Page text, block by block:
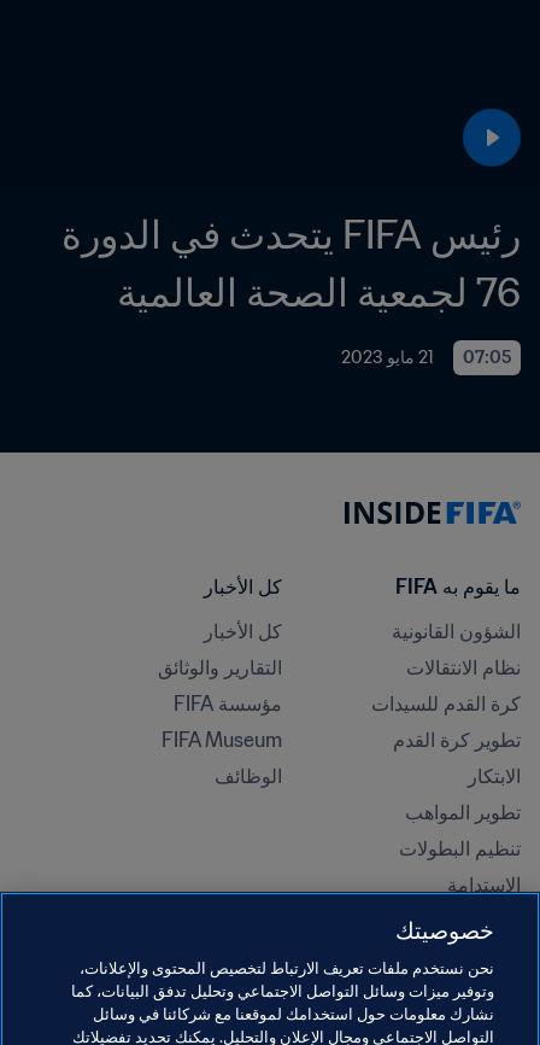
76 لجمعية الصحة العالمية
07:05 21 مايو 2023
ما يقوم به FIFA
الشؤون القانونية
نظام الانتقالات
كرة القدم للسيدات
تطوير كرة القدم
الابتكار
تطوير المواهب
تنظيم البطولات
الاستدامة
حقوق الإنسان ومناهضة التمييز
المبادرات التعليمية
كل الأخبار
كل الأخبار
التقارير والوثائق
مؤسسة FIFA
FIFA Museum
الوظائف
خصوصيتك
نحن نستخدم ملفات تعريف الارتباط لتخصيص المحتوى والإعلانات،
وتوفير ميزات وسائل التواصل الاجتماعي وتحليل تدفق البيانات، كما
نشارك معلومات حول استخدامك لموقعنا مع شركائنا في وسائل
التواصل الاجتماعي ومجال الإعلان والتحليل. يمكنك تحديد تفضيلاتك